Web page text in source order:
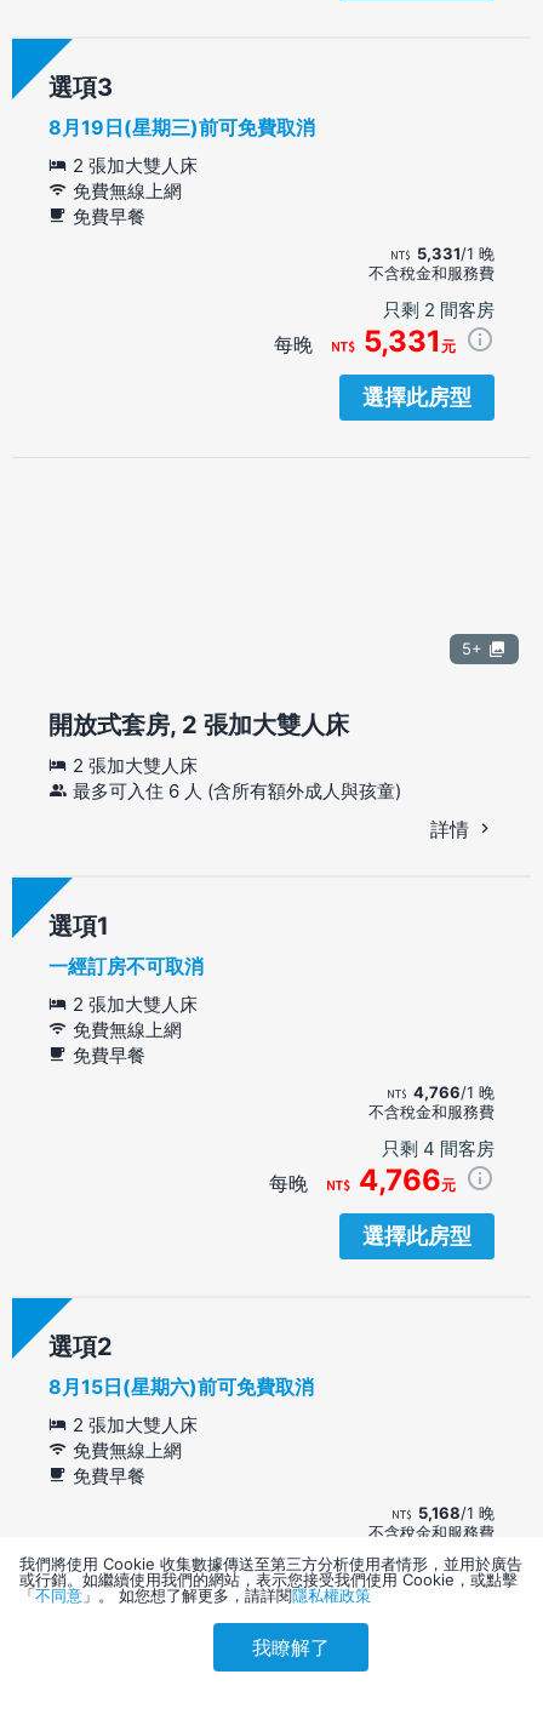
選項
8月19日(星期三)前可免費取消
2 張加大雙人床
免費無線上網
免費早餐
5,331/1 晚
不含稅金和服務費
只剩 2 間客房
每晚 5,331 元
選擇此房型
5+
開放式套房, 2 張加大雙人床
2 張加大雙人床
最多可入住 6 人 (含所有額外成人與孩童)
詳情
選項
一經訂房不可取消
2 張加大雙人床
免費無線上網
免費早餐
4,766/1 晚
不含稅金和服務費
只剩 4 間客房
每晚 4,766元
選擇此房型
選項
8月15日(星期六)前可免費取消
2 張加大雙人床
免費無線上網
免費早餐
5,168/1 晚
不含稅金和服務費
只剩 4 間客房
每晚 5,168
刷卡優惠 會員訂購
我們將使用 Cookie 收集數據傳送至第三方分析使用者情形，並用於廣告
或行銷。如繼續使用我們的網站，表示您接受我們使用 Cookie，或點擊
「不同意 」。 如您想了解更多，請詳閱隱私權政策
我瞭解了